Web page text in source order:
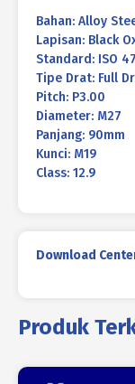
Bahan: Alloy
Lapisan: Black
Standard: ISO
Tipe Drat: Full
Pitch: P3.00
Diameter: M27
Panjang: 90mm
Kunci: M19
Class: 12.9
Download
Produk